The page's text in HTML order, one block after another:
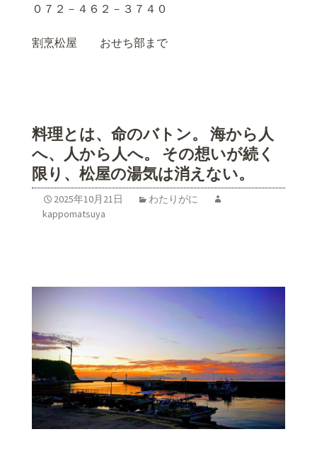
０７２－４６２－３７４０
割烹松屋 おせち部まで
料理とは、命のバトン。 海から人
へ、人から人へ。 その想いが続く
限り、松屋の湯気は消えない。
2025年10月21日
わたりがに
kappomatsuya